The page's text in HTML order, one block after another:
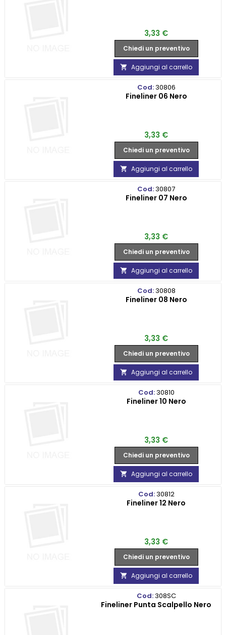
Prezzo
3,33 €
Chiedi un preventivo
 Aggiungi al carrello
Cod:30806
Fineliner 06 Nero
Prezzo
3,33 €
Chiedi un preventivo
 Aggiungi al carrello
Cod:30807
Fineliner 07 Nero
Prezzo
3,33 €
Chiedi un preventivo
 Aggiungi al carrello
Cod:30808
Fineliner 08 Nero
Prezzo
3,33 €
Chiedi un preventivo
 Aggiungi al carrello
Cod:30810
Fineliner 10 Nero
Prezzo
3,33 €
Chiedi un preventivo
 Aggiungi al carrello
Cod:30812
Fineliner 12 Nero
Prezzo
3,33 €
Chiedi un preventivo
 Aggiungi al carrello
Cod:308SC
Fineliner Punta Scalpello Nero